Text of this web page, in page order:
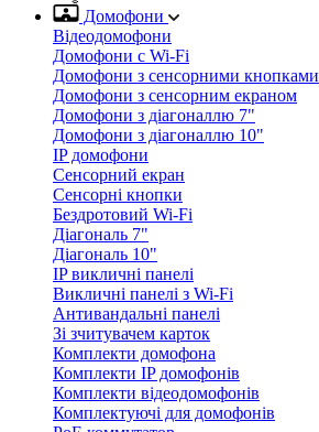
Домофони
Відеодомофони
Домофони с Wi-Fi
Домофони з сенсорними кнопками
Домофони з сенсорним екраном
Домофони з діагоналлю 7"
Домофони з діагоналлю 10"
IP домофони
Сенсорний екран
Сенсорні кнопки
Бездротовий Wi-Fi
Діагональ 7"
Діагональ 10"
IP викличні панелі
Викличні панелі з Wi-Fi
Антивандальні панелі
Зі зчитувачем карток
Комплекти домофона
Комплекти IP домофонів
Комплекти відеодомофонів
Комплектуючі для домофонів